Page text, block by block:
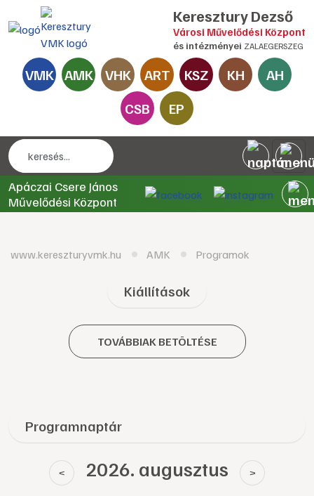
Keresztury Dezső
Városi Művelődési Központ
és intézményei ZALAEGERSZEG
VMK AMK VHK ART KSZ KH
AH
CSB
EP
Apáczai Csere János
Művelődési Központ
www.kereszturyvmk.hu AMK Programok
Kiállítások
TOVÁBBIAK BETÖLTÉSE
Programnaptár
< 2026. augusztus >